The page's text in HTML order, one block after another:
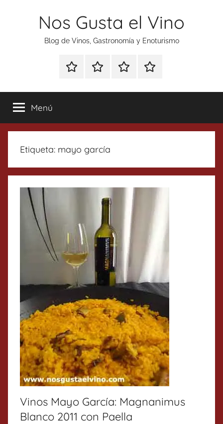
Nos Gusta el Vino
Blog de Vinos, Gastronomía y Enoturismo
Especial
Tonics
Enoturismo
Gastronomía
RankingContacto
Menú
Etiqueta: mayo garcía
Vinos Mayo García: Magnanimus
Blanco 2011 con Paella